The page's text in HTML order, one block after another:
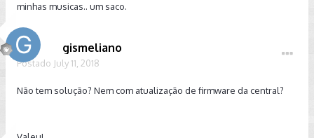
minhas musicas.. um saco.
gismeliano
Postado July 11, 2018
Não tem solução? Nem com atualização de firmware da central?